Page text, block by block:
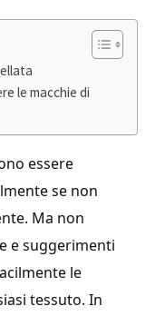
le macchie di
essere
se non
Ma non
e suggerimenti
le
tessuto. In